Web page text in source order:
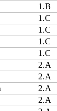
1.B
1.C
1.C
1.C
1.C
2.A
2.A
2.A
2.A